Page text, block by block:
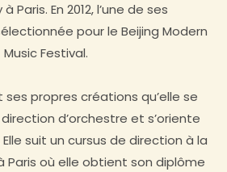
à Paris. En 2012, l’une de ses
pour le Beijing Modern
Music Festival.
ses propres créations qu’elle se
d’orchestre et s’oriente
suit un cursus de direction à la
Paris où elle obtient son diplôme